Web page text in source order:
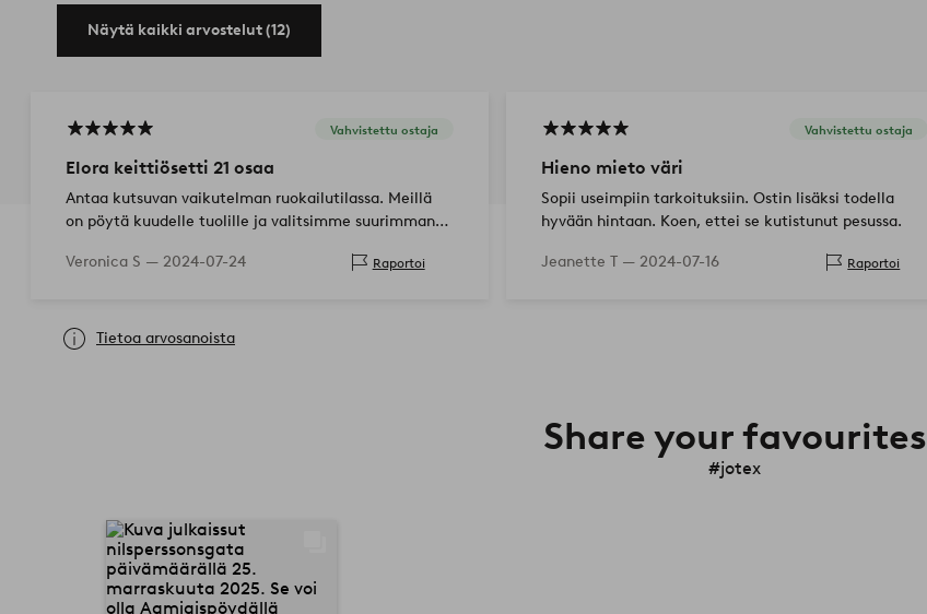
Näytä kaikki arvostelut (12)
Vahvistettu ostaja
Elora keittiösetti 21 osaa
Antaa kutsuvan vaikutelman ruokailutilassa. Meillä
on pöytä kuudelle tuolille ja valitsimme suurimman
Veronica S — 2024-07-24 Raportoi
Vahvistettu ostaja
Hieno mieto väri
Sopii useimpiin tarkoituksiin. Ostin lisäksi todella
hyvään hintaan. Koen, ettei se kutistunut pesussa.
Jeanette T — 2024-07-16 Raportoi
Tietoa arvosanoista
Share your favourites
#jotex